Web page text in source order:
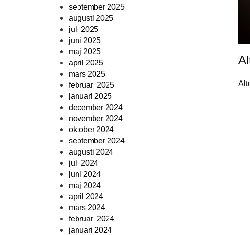
september 2025
augusti 2025
juli 2025
juni 2025
maj 2025
april 2025
mars 2025
februari 2025
januari 2025
december 2024
november 2024
oktober 2024
september 2024
augusti 2024
juli 2024
juni 2024
maj 2024
april 2024
mars 2024
februari 2024
januari 2024